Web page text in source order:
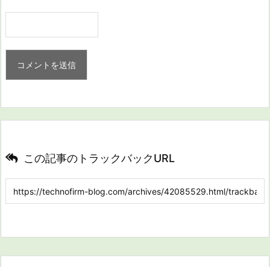
この記事のトラックバックURL